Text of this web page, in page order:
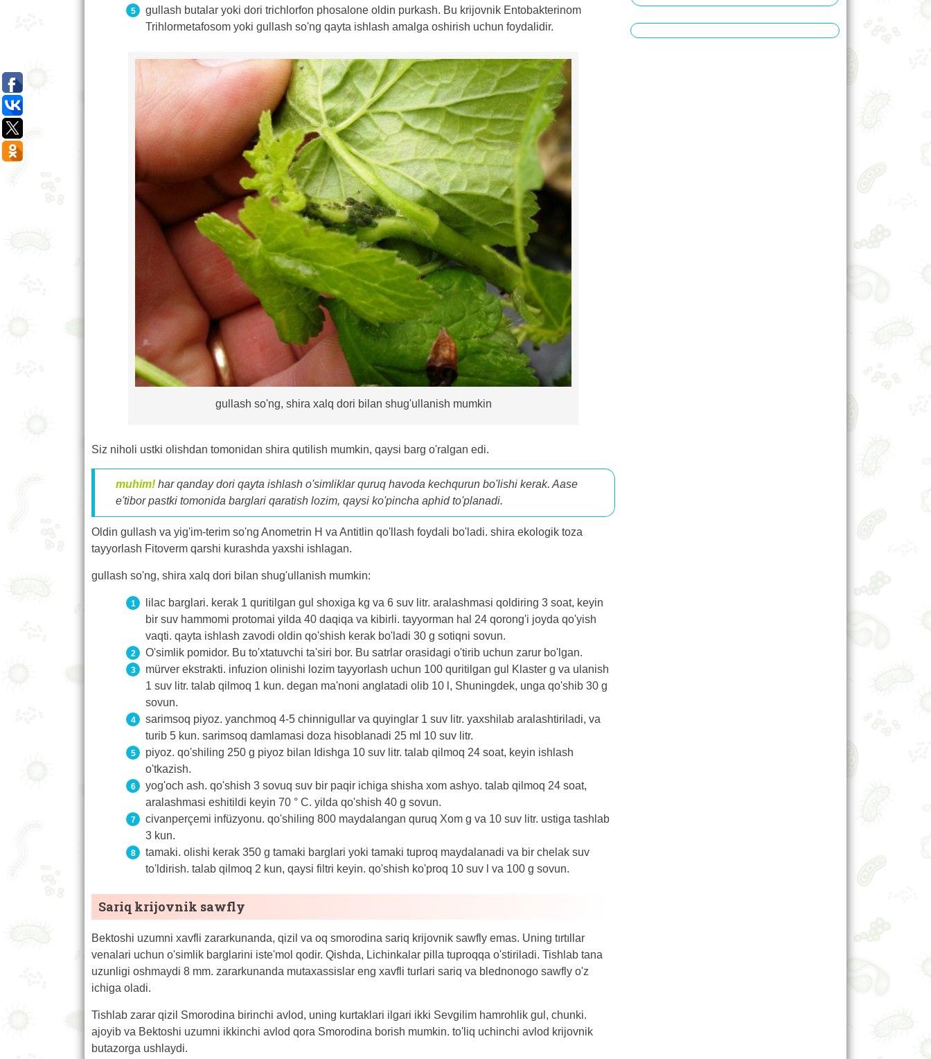
gullash butalar yoki dori trichlorfon phosalone oldin purkash. Bu krijovnik Entobakterinom
Trihlormetafosom yoki gullash so'ng qayta ishlash amalga oshirish uchun foydalidir.
gullash so'ng, shira xalq dori bilan shug'ullanish mumkin
Siz niholi ustki olishdan tomonidan shira qutilish mumkin, qaysi barg o'ralgan edi.
muhim! har qanday dori qayta ishlash o'simliklar quruq havoda kechqurun bo'lishi kerak. Aase
e'tibor pastki tomonida barglari qaratish lozim, qaysi ko'pincha aphid to'planadi.
Oldin gullash va yig'im-terim so'ng Anometrin H va Antitlin qo'llash foydali bo'ladi. shira ekologik toza
tayyorlash Fitoverm qarshi kurashda yaxshi ishlagan.
gullash so'ng, shira xalq dori bilan shug'ullanish mumkin:
lilac barglari. kerak 1 quritilgan gul shoxiga kg va 6 suv litr. aralashmasi qoldiring 3 soat, keyin
bir suv hammomi protomai yilda 40 daqiqa va kibirli. tayyorman hal 24 qorong'i joyda qo'yish
vaqti. qayta ishlash zavodi oldin qo'shish kerak bo'ladi 30 g sotiqni sovun.
O'simlik pomidor. Bu to'xtatuvchi ta'siri bor. Bu satrlar orasidagi o'tirib uchun zarur bo'lgan.
mürver ekstrakti. infuzion olinishi lozim tayyorlash uchun 100 quritilgan gul Klaster g va ulanish
1 suv litr. talab qilmoq 1 kun. degan ma'noni anglatadi olib 10 l, Shuningdek, unga qo'shib 30 g
sovun.
sarimsoq piyoz. yanchmoq 4-5 chinnigullar va quyinglar 1 suv litr. yaxshilab aralashtiriladi, va
turib 5 kun. sarimsoq damlamasi doza hisoblanadi 25 ml 10 suv litr.
piyoz. qo'shiling 250 g piyoz bilan Idishga 10 suv litr. talab qilmoq 24 soat, keyin ishlash
o'tkazish.
yog'och ash. qo'shish 3 sovuq suv bir paqir ichiga shisha xom ashyo. talab qilmoq 24 soat,
aralashmasi eshitildi keyin 70 ° C. yilda qo'shish 40 g sovun.
civanperçemi infüzyonu. qo'shiling 800 maydalangan quruq Xom g va 10 suv litr. ustiga tashlab
3 kun.
tamaki. olishi kerak 350 g tamaki barglari yoki tamaki tuproq maydalanadi va bir chelak suv
to'ldirish. talab qilmoq 2 kun, qaysi filtri keyin. qo'shish ko'proq 10 suv l va 100 g sovun.
Sariq krijovnik sawfly
Bektoshi uzumni xavfli zararkunanda, qizil va oq smorodina sariq krijovnik sawfly emas. Uning tırtıllar
venalari uchun o'simlik barglarini iste'mol qodir. Qishda, Lichinkalar pilla tuproqqa o'stiriladi. Tishlab tana
uzunligi oshmaydi 8 mm. zararkunanda mutaxassislar eng xavfli turlari sariq va blednonogo sawfly o'z
ichiga oladi.
Tishlab zarar qizil Smorodina birinchi avlod, uning kurtaklari ilgari ikki Sevgilim hamrohlik gul, chunki.
ajoyib va ​​Bektoshi uzumni ikkinchi avlod qora Smorodina borish mumkin. to'liq uchinchi avlod krijovnik
butazorga ushlaydi.